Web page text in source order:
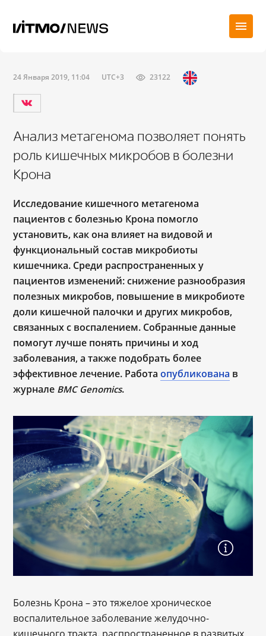
24 Января 2019, 11:04 UTC+3 23122
Анализ метагенома позволяет понять
роль кишечных микробов в болезни
Крона
Исследование кишечного метагенома
пациентов с болезнью Крона помогло
установить, как она влияет на видовой и
функциональный состав микробиоты
кишечника. Среди распространенных у
пациентов изменений: снижение разнообразия
полезных микробов, повышение в микробиоте
доли кишечной палочки и других микробов,
связанных с воспалением. Собранные данные
помогут лучше понять причины и ход
заболевания, а также подобрать более
эффективное лечение. Работаопубликована в
журнале BMC Genomics.
Болезнь Крона – это тяжелое хроническое
воспалительное заболевание желудочно-